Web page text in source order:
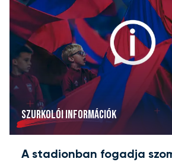
SZURKOLÓI INFORMÁCIÓK
A stadionban fogadja